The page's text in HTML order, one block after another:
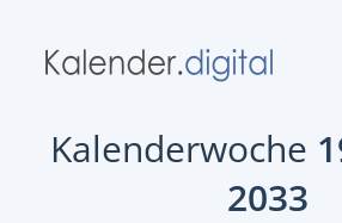
Kalenderwoche
2033